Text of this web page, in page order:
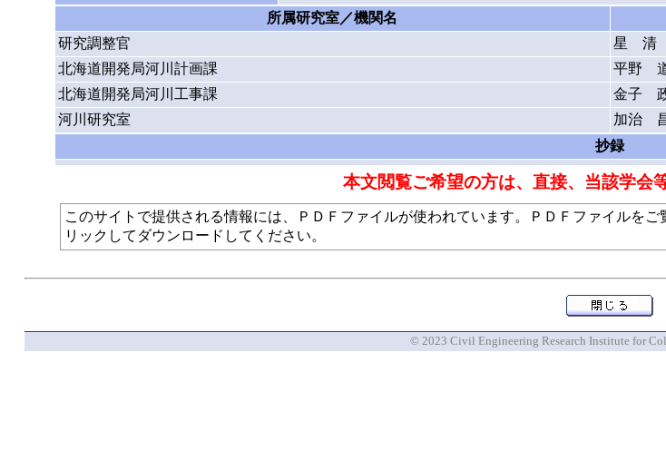
所属研究室／機関名
研究調整官
星 清（
北海道開発局河川計画課
平野 道
北海道開発局河川工事課
金子 政
河川研究室
加治 昌
抄録
本文閲覧ご希望の方は、直接、当該学会
このサイトで提供される情報には、ＰＤＦファイルが使われています。ＰＤＦファイルをご
リックしてダウンロードしてください。
© 2023 Civil Engineering Research Institute for